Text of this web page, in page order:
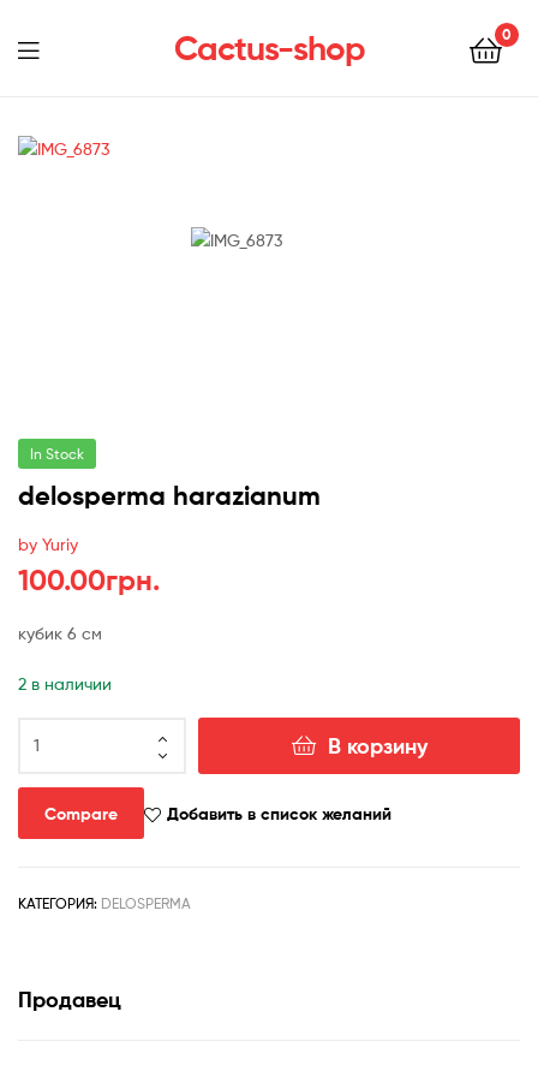
Cactus-shop 0
Menu
In Stock
delosperma harazianum
by Yuriy
100.00грн.
кубик 6 см
2 в наличии
товара
harazianum
В корзину
Compare Добавить в список желаний
КАТЕГОРИЯ: DELOSPERMA
Продавец